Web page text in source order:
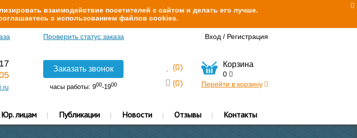
взаимодействие посетителей с сайтом и делать его лучше.
с использованием файлов cookies.
Проверить статус заказа Вход / Регистрация
Заказать звонок
часы работы: 900-1900
(0)
(0)
Корзина
0
Перейти в корзину
Юр. лицам Публикации Новости Отзывы Контакты